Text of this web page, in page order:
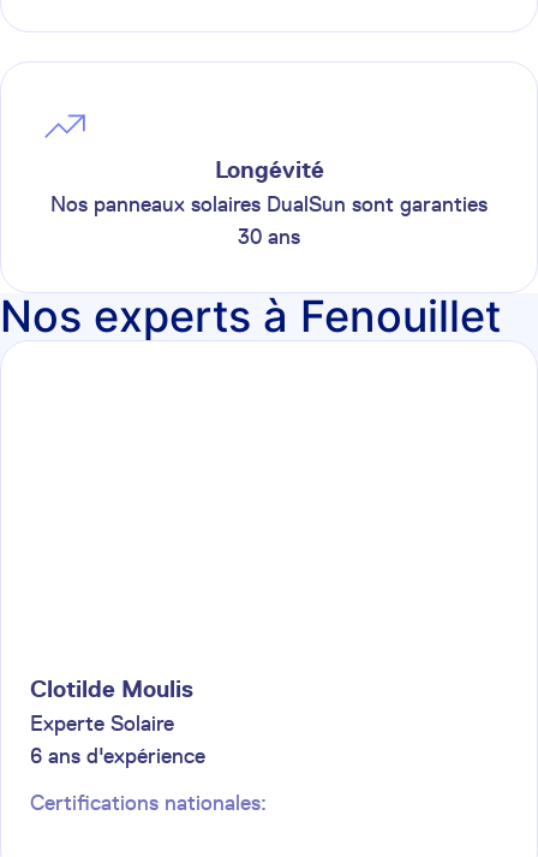
Longévité
Nos panneaux solaires DualSun sont garanties
30 ans
Nos experts à Fenouillet
Clotilde Moulis
Experte Solaire
6 ans d'expérience
Certifications nationales: